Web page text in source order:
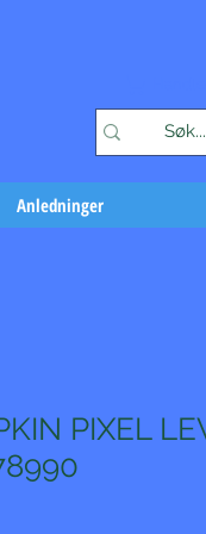
Anledninger
PIXEL